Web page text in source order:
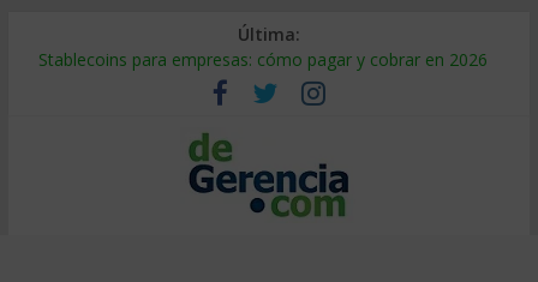
Última:
Stablecoins para empresas: cómo pagar y cobrar en 2026
Despido silencioso: qué es y por qué sale tan caro
IA en selección de personal: cómo auditarla a tiempo
Trabajo forzoso en la cadena de suministro: qué hacer
Mercado hispano de EE. UU.: cómo segmentarlo y venderle